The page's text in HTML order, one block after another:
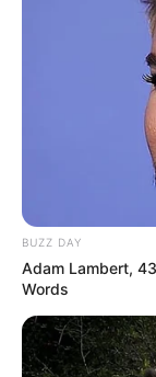
BUZZ DAY
Adam Lambert,
Words